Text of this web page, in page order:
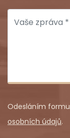
Odesláním
osobních údajů.